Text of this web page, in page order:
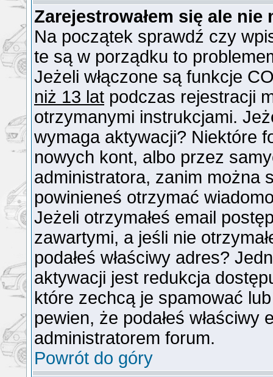
Zarejestrowałem się ale
Na początek sprawdź czy
te są w porządku to
Jeżeli włączone są funkcje
niż 13 lat podczas rejestracji
otrzymanymi instrukcjami.
wymaga aktywacji? Niektóre
nowych kont, albo przez
administratora, zanim można
powinieneś otrzymać
Jeżeli otrzymałeś email
zawartymi, a jeśli nie
podałeś właściwy adres?
aktywacji jest redukcja
które zechcą je spamować
pewien, że podałeś
administratorem forum.
Powrót do góry